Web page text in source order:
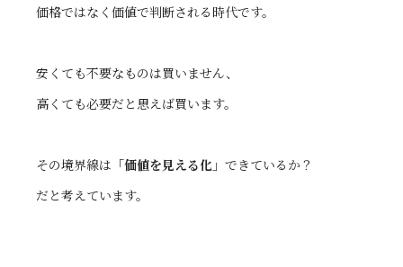
価格ではなく価値で判断される時代です。
安くても不要なものは買いません、
高くても必要だと思えば買います。
その境界線は 「価値を見える化」 できているか？
だと考えています。